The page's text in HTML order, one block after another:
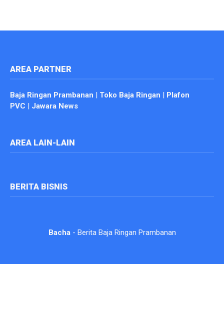
AREA PARTNER
Baja Ringan Prambanan | Toko Baja Ringan | Plafon
PVC | Jawara News
AREA LAIN-LAIN
BERITA BISNIS
Bacha- Berita Baja Ringan Prambanan